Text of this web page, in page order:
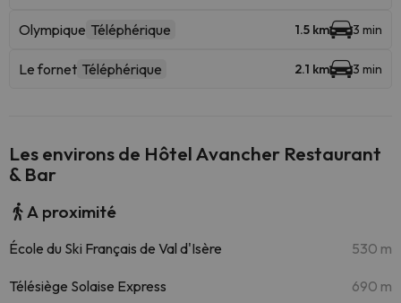
Olympique Téléphérique 1.5 km 3 min
Le fornet Téléphérique 2.1 km 3 min
Les environs de Hôtel Avancher Restaurant
& Bar
A proximité
École du Ski Français de Val d'Isère 530 m
Télésiège Solaise Express 690 m